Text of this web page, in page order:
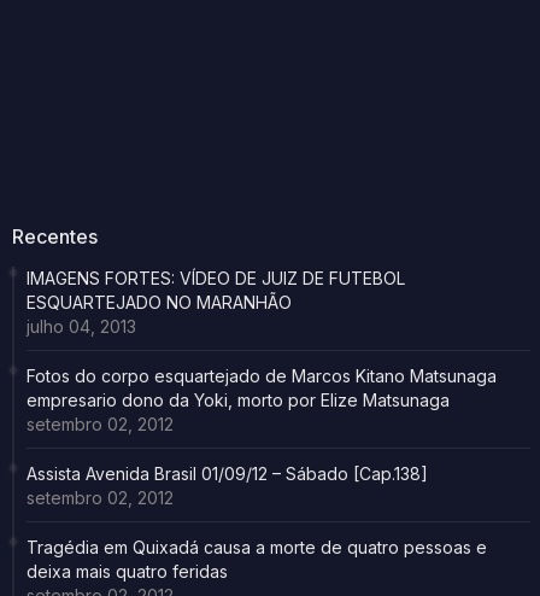
Recentes
IMAGENS FORTES: VÍDEO DE JUIZ DE FUTEBOL
ESQUARTEJADO NO MARANHÃO
julho 04, 2013
Fotos do corpo esquartejado de Marcos Kitano Matsunaga
empresario dono da Yoki, morto por Elize Matsunaga
setembro 02, 2012
Assista Avenida Brasil 01/09/12 – Sábado [Cap.138]
setembro 02, 2012
Tragédia em Quixadá causa a morte de quatro pessoas e
deixa mais quatro feridas